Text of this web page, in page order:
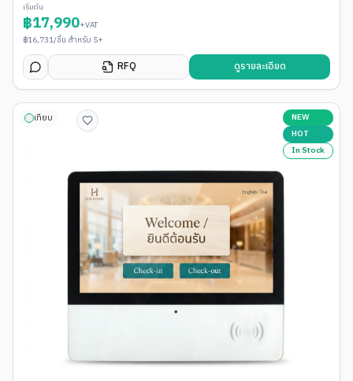
เริ่มต้น
฿17,990+VAT
฿16,731/ชิ้น สำหรับ 5+
RFQ ดูรายละเอียด
เทียบ
NEW
HOT
In Stock